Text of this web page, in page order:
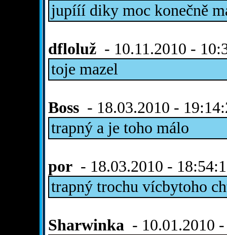
jupííí diky moc konečně
dfloluž - 10.11.2010 -
toje mazel
Boss - 18.03.2010 -
trapný a je toho málo
por - 18.03.2010 -
trapný trochu vícbytoho
Sharwinka - 10.01.2010